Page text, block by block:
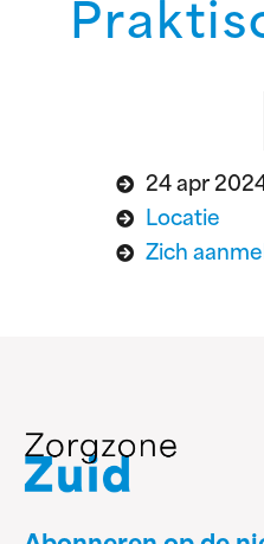
24 apr
Locatie
Zich